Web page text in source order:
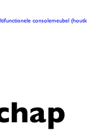
consolemeubel